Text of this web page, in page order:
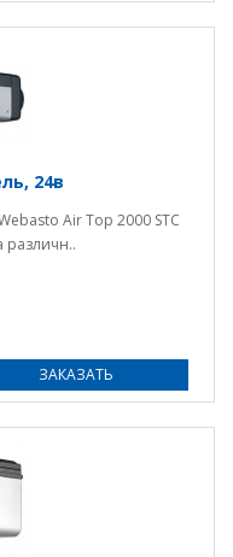
24в
Air Top 2000 STC
различн..
ЗАКАЗАТЬ